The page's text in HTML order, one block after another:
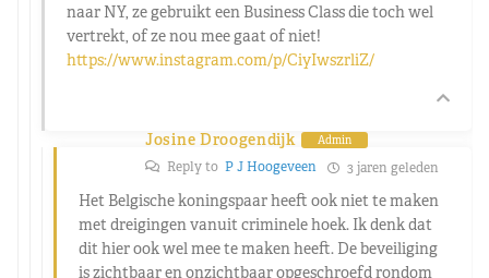
naar NY, ze gebruikt een Business Class die toch wel
vertrekt, of ze nou mee gaat of niet!
https://www.instagram.com/p/CiyIwszrliZ/
Josine Droogendijk Admin
Reply to P J Hoogeveen 3 jaren geleden
Het Belgische koningspaar heeft ook niet te maken
met dreigingen vanuit criminele hoek. Ik denk dat
dit hier ook wel mee te maken heeft. De beveiliging
is zichtbaar en onzichtbaar opgeschroefd rondom